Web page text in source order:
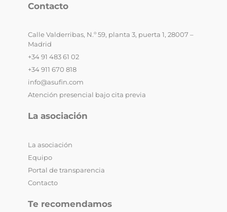
Contacto
Calle Valderribas, N.º 59, planta 3, puerta 1, 28007 –
Madrid
+34 91 483 61 02
+34 911 670 818
info@asufin.com
Atención presencial bajo cita previa
La asociación
La asociación
Equipo
Portal de transparencia
Contacto
Te recomendamos